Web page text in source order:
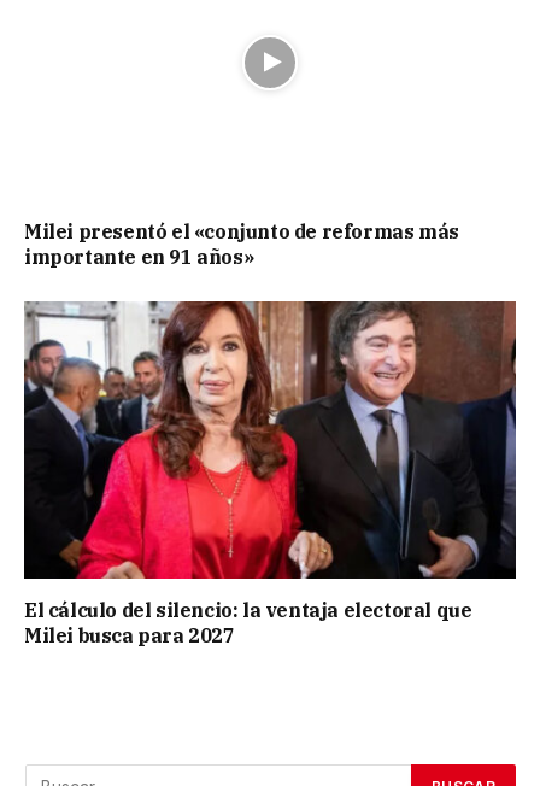
Milei presentó el «conjunto de reformas más
importante en 91 años»
El cálculo del silencio: la ventaja electoral que
Milei busca para 2027